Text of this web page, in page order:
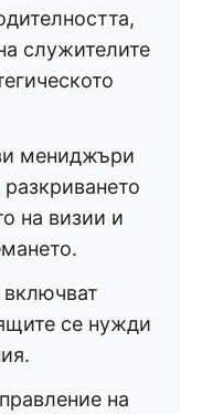
служителите
мениджъри
на визии и
включват
се нужди
на